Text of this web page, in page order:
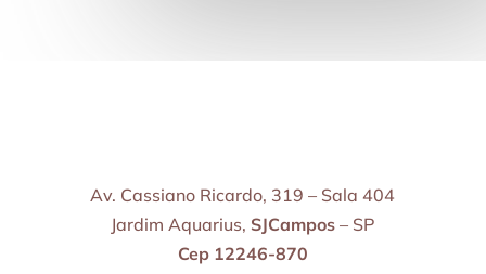
Av. Cassiano Ricardo, 319 – Sala 404
Jardim Aquarius, SJCampos – SP
Cep 12246-870